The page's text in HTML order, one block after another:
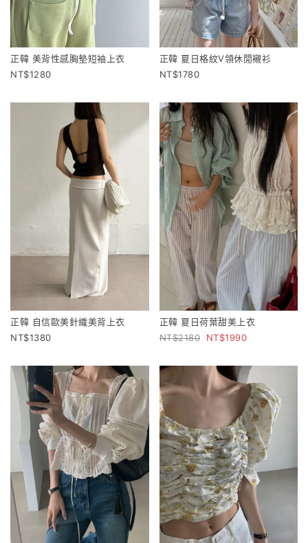
正韓 美背性感胸墊短袖上衣
1280
正韓 夏日格紋V領休閒襯衫
1780
正韓 自信歐美針織美背上衣
1380
正韓 夏日荷葉甜美上衣
2180
1990